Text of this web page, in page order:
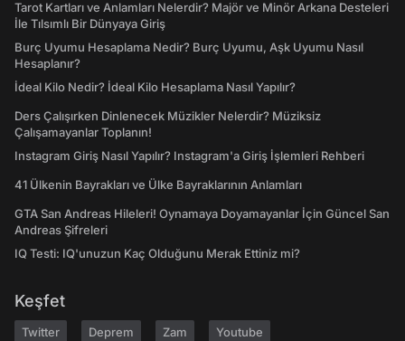
Tarot Kartları ve Anlamları Nelerdir? Majör ve Minör Arkana Desteleri
İle Tılsımlı Bir Dünyaya Giriş
Burç Uyumu Hesaplama Nedir? Burç Uyumu, Aşk Uyumu Nasıl
Hesaplanır?
İdeal Kilo Nedir? İdeal Kilo Hesaplama Nasıl Yapılır?
Ders Çalışırken Dinlenecek Müzikler Nelerdir? Müziksiz
Çalışamayanlar Toplanın!
Instagram Giriş Nasıl Yapılır? Instagram'a Giriş İşlemleri Rehberi
41 Ülkenin Bayrakları ve Ülke Bayraklarının Anlamları
GTA San Andreas Hileleri! Oynamaya Doyamayanlar İçin Güncel San
Andreas Şifreleri
IQ Testi: IQ'unuzun Kaç Olduğunu Merak Ettiniz mi?
Keşfet
Twitter Deprem Zam Youtube